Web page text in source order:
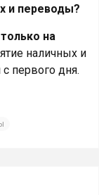
и переводы?
только на
наличных и
первого дня.